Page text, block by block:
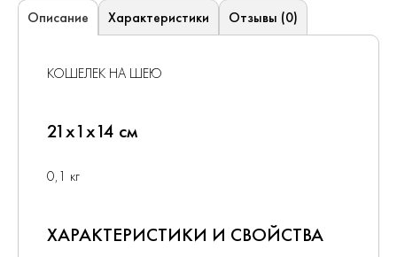
Описание Характеристики Отзывы (0)
КОШЕЛЕК НА ШЕЮ
21x1x14 см
0,1 кг
ХАРАКТЕРИСТИКИ И СВОЙСТВА